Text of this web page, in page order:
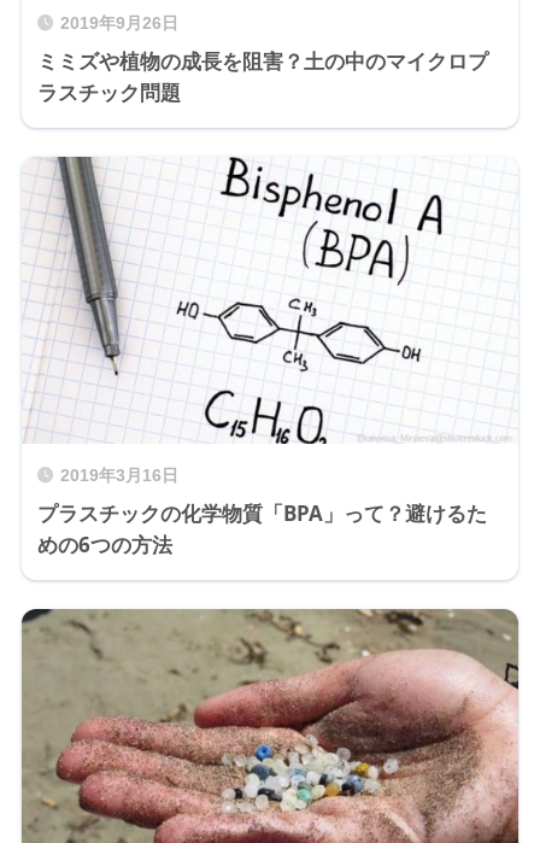
2019年9月26日
ミミズや植物の成長を阻害？土の中のマイクロプ
ラスチック問題
2019年3月16日
プラスチックの化学物質「BPA」って？避けるた
めの6つの方法